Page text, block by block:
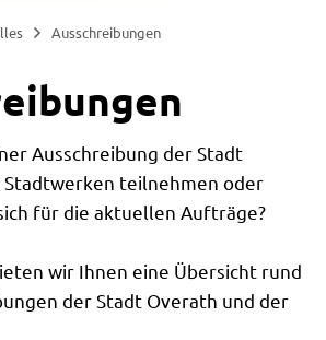
Ausschreibungen
Ausschreibung der Stadt
teilnehmen oder
für die aktuellen Aufträge?
wir Ihnen eine Übersicht rund
der Stadt Overath und der